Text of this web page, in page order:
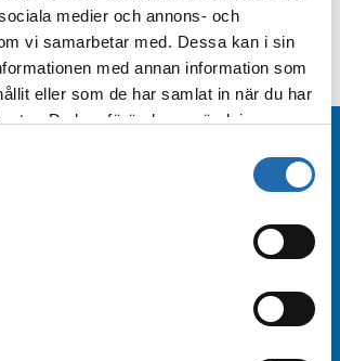
medier och annons- och
vi samarbetar med. Dessa kan i sin
med annan information som
eller som de har samlat in när du har
Du kan förändra användningen av
om kakor (cookies)
-länken i nedre
nyhetsbrev
från Kryssningscenter så är
de första att få rederiernas